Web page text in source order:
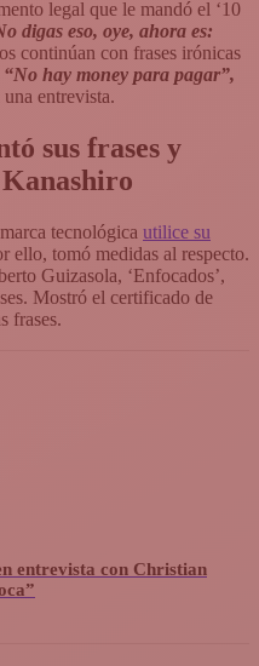
legal que le mandó el ‘10
digas eso, oye, ahora es:
continúan con frases irónicas
“No hay money para pagar”,
entrevista.
sus frases y
tecnológica utilice su
ello, tomó medidas al respecto.
Guizasola, ‘Enfocados’,
Mostró el certificado de
frases.
entrevista con Christian